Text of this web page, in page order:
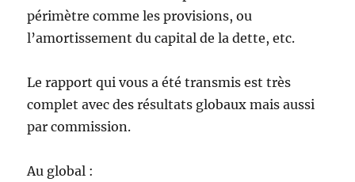
périmètre comme les provisions, ou
l’amortissement du capital de la dette, etc.
Le rapport qui vous a été transmis est très
complet avec des résultats globaux mais aussi
par commission.
Au global :